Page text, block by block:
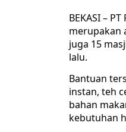
BEKASI –
merupakan
juga 15
lalu.
Bantuan
instan, teh
bahan
kebutuhan